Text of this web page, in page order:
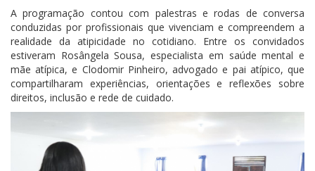
A programação contou com palestras e rodas de conversa
conduzidas por profissionais que vivenciam e compreendem a
realidade da atipicidade no cotidiano. Entre os convidados
estiveram Rosângela Sousa, especialista em saúde mental e
mãe atípica, e Clodomir Pinheiro, advogado e pai atípico, que
compartilharam experiências, orientações e reflexões sobre
direitos, inclusão e rede de cuidado.